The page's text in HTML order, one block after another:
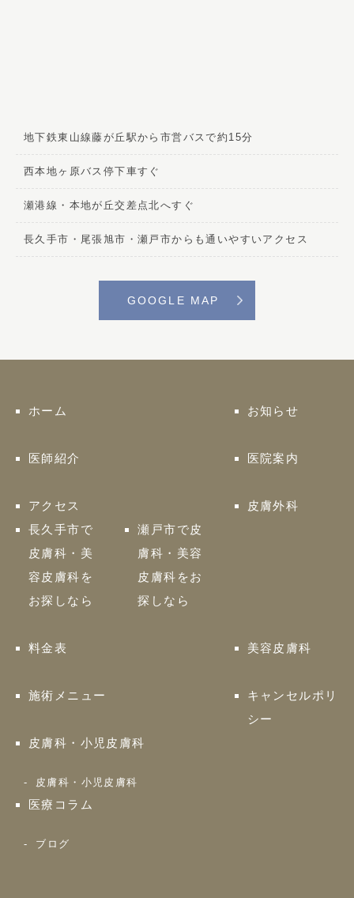
地下鉄東山線藤が丘駅から市営バスで約15分
西本地ヶ原バス停下車すぐ
瀬港線・本地が丘交差点北へすぐ
長久手市・尾張旭市・瀬戸市からも通いやすいアクセス
GOOGLE MAP
ホーム お知らせ
医師紹介 医院案内
アクセス
長久手市で
皮膚科・美
容皮膚科を
お探しなら
瀬戸市で皮
膚科・美容
皮膚科をお
探しなら
皮膚外科
料金表 美容皮膚科
施術メニュー
キャンセルポリ
シー
皮膚科・小児皮膚科
皮膚科・小児皮膚科
医療コラム
ブログ